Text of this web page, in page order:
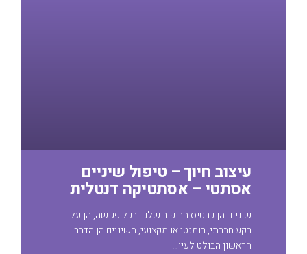
עיצוב חיוך – טיפול שיניים
אסתטי – אסתטיקה דנטלית
שיניים הן כרטיס הביקור שלנו. בכל פגישה, הן על
רקע חברתי, רומנטי או מקצועי, השיניים הן הדבר
הראשון הבולט לעין…